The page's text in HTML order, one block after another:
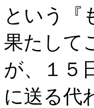
という『
果たして
が、１５
に送る代